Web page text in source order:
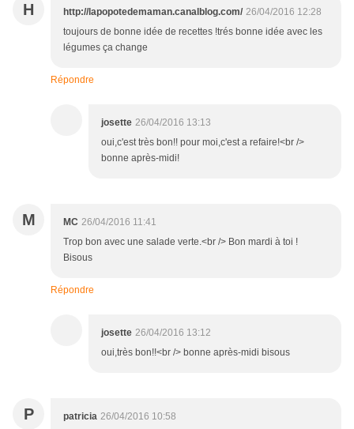
H http://lapopotedemaman.canalblog.com/ 26/04/2016 12:28
toujours de bonne idée de recettes !trés bonne idée avec les
légumes ça change
Répondre
josette 26/04/2016 13:13
oui,c'est très bon!! pour moi,c'est a refaire!<br />
bonne après-midi!
M MC 26/04/2016 11:41
Trop bon avec une salade verte.<br /> Bon mardi à toi !
Bisous
Répondre
josette 26/04/2016 13:12
oui,très bon!!<br /> bonne après-midi bisous
P patricia 26/04/2016 10:58